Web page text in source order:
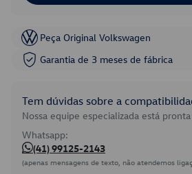
Peça Original Volkswagen
Garantia de 3 meses de fábrica
Tem dúvidas sobre a
Nossa equipe especializada está
Whatsapp:
(41) 99125-2143
(apenas mensagens de texto, não atendemos